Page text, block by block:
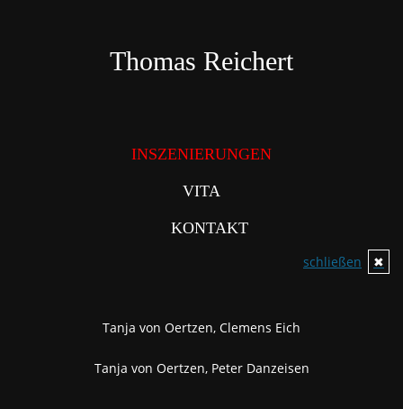
Thomas Reichert
INSZENIERUNGEN
VITA
KONTAKT
schließen ✖
Tanja von Oertzen, Clemens Eich
Tanja von Oertzen, Peter Danzeisen